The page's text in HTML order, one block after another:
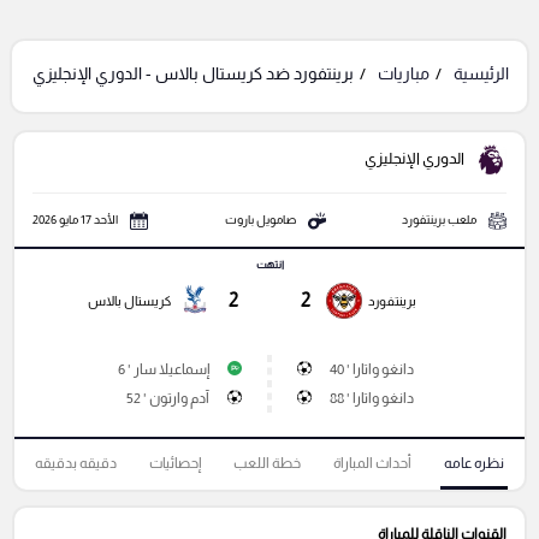
الرئيسية مباريات برينتفورد ضد كريستال بالاس - الدوري الإنجليزي
الدوري الإنجليزي
ملعب برينتفورد صامويل باروت الأحد 17 مايو 2026
برينتفورد 2
انتهت
2 كريستال بالاس
دانغو واتارا ' 40
دانغو واتارا ' 88
P
إسماعيلا سار ' 6
آدم وارتون ' 52
نظره عامه أحداث المباراة خطة اللعب إحصائيات دقيقه بدقيقه
القنوات الناقلة للمباراة